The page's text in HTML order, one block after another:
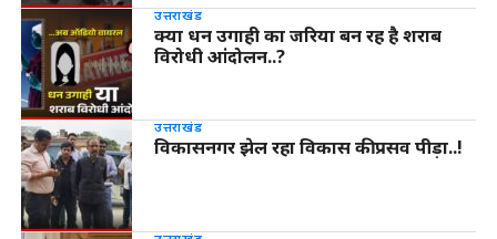
उत्तराखंड
क्या धन उगाही का जरिया बन रह है शराब
विरोधी आंदोलन..?
उत्तराखंड
विकासनगर झेल रहा विकास की प्रसव पीड़ा..!